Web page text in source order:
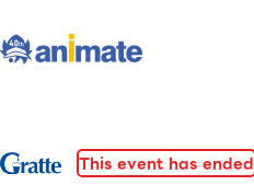
This event has ended